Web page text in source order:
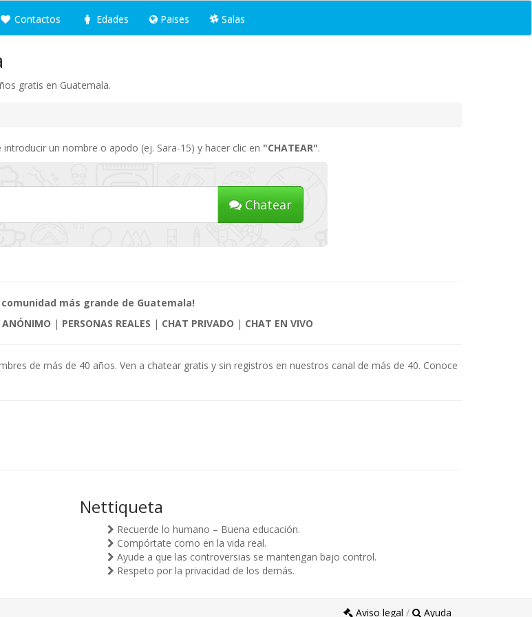
Contactos Edades Paises Salas
gratis en Guatemala.
un nombre o apodo (ej. Sara-15) y hacer clic en "CHATEAR".
Chatear
comunidad más grande de Guatemala!
ANÓNIMO | PERSONAS REALES | CHAT PRIVADO | CHAT EN VIVO
de más de 40 años. Ven a chatear gratis y sin registros en nuestros canal de más de 40. Conoce
Nettiqueta
Recuerde lo humano – Buena educación.
Compórtate como en la vida real.
Ayude a que las controversias se mantengan bajo control.
Respeto por la privacidad de los demás.
Aviso legal / Ayuda